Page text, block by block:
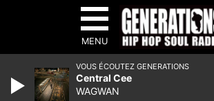
MENU
VOUS ÉCOUTEZ GENERATIONS
Central Cee
WAGWAN